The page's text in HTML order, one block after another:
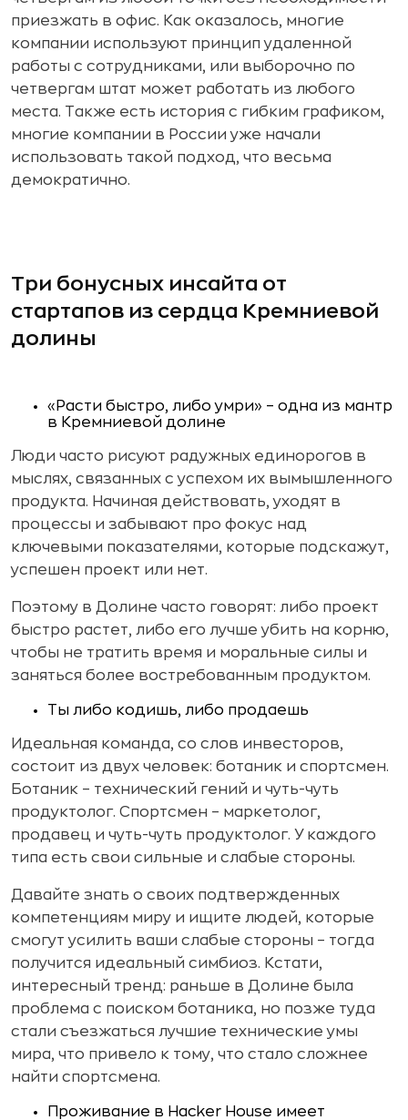
приезжать в офис. Как оказалось, многие
компании используют принцип удаленной
работы с сотрудниками, или выборочно по
четвергам штат может работать из любого
места. Также есть история с гибким графиком,
многие компании в России уже начали
использовать такой подход, что весьма
демократично.
Три бонусных инсайта от
стартапов из сердца Кремниевой
долины
«Расти быстро, либо умри» – одна из мантр
в Кремниевой долине
Люди часто рисуют радужных единорогов в
мыслях, связанных с успехом их вымышленного
продукта. Начиная действовать, уходят в
процессы и забывают про фокус над
ключевыми показателями, которые подскажут,
успешен проект или нет.
Поэтому в Долине часто говорят: либо проект
быстро растет, либо его лучше убить на корню,
чтобы не тратить время и моральные силы и
заняться более востребованным продуктом.
Ты либо кодишь, либо продаешь
Идеальная команда, со слов инвесторов,
состоит из двух человек: ботаник и спортсмен.
Ботаник – технический гений и чуть-чуть
продуктолог. Спортсмен – маркетолог,
продавец и чуть-чуть продуктолог. У каждого
типа есть свои сильные и слабые стороны.
Давайте знать о своих подтвержденных
компетенциям миру и ищите людей, которые
смогут усилить ваши слабые стороны – тогда
получится идеальный симбиоз. Кстати,
интересный тренд: раньше в Долине была
проблема с поиском ботаника, но позже туда
стали съезжаться лучшие технические умы
мира, что привело к тому, что стало сложнее
найти спортсмена.
Проживание в Hacker House имеет